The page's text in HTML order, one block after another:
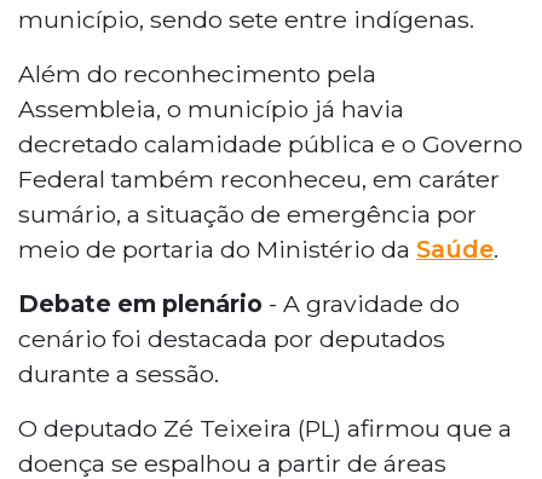
município, sendo sete entre indígenas.
Além do reconhecimento pela
Assembleia, o município já havia
decretado calamidade pública e o Governo
Federal também reconheceu, em caráter
sumário, a situação de emergência por
meio de portaria do Ministério da Saúde.
Debate em plenário - A gravidade do
cenário foi destacada por deputados
durante a sessão.
O deputado Zé Teixeira (PL) afirmou que a
doença se espalhou a partir de áreas